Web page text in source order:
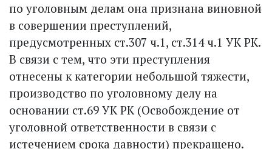
по уголовным делам она признана виновной
в совершении преступлений,
предусмотренных ст.307 ч.1, ст.314 ч.1 УК РК.
В связи с тем, что эти преступления
отнесены к категории небольшой тяжести,
производство по уголовному делу на
основании ст.69 УК РК (Освобождение от
уголовной ответственности в связи с
истечением срока давности) прекращено.